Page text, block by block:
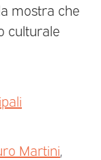
mostra che
culturale
Martini